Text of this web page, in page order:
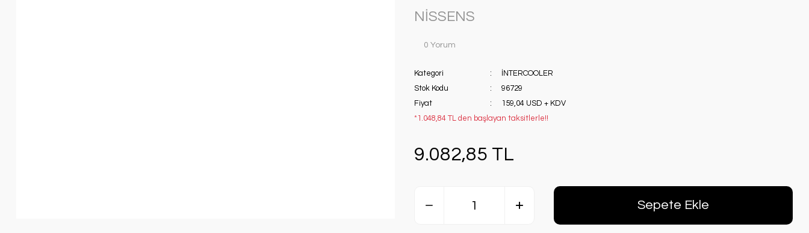
NİSSENS
0 Yorum
Kategori
İNTERCOOLER
Stok Kodu
96729
Fiyat
159,04 USD + KDV
*1.048,84 TL den başlayan taksitlerle!!
9.082,85 TL
Sepete Ekle